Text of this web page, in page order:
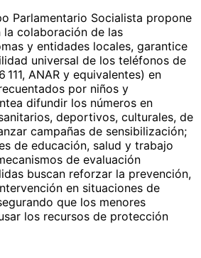
Parlamentario Socialista propone
colaboración de las
y entidades locales, garantice
universal de los teléfonos de
111, ANAR y equivalentes) en
por niños y
difundir los números en
deportivos, culturales, de
campañas de sensibilización;
de educación, salud y trabajo
de evaluación
buscan reforzar la prevención,
en situaciones de
que los menores
los recursos de protección